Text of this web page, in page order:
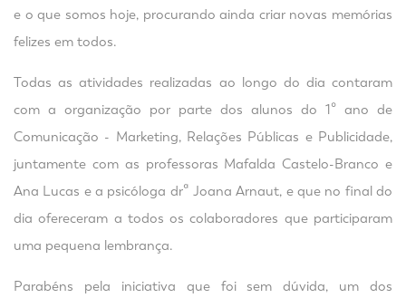
e o que somos hoje, procurando ainda criar novas memórias
felizes em todos.
Todas as atividades realizadas ao longo do dia contaram
com a organização por parte dos alunos do 1º ano de
Comunicação - Marketing, Relações Públicas e Publicidade,
juntamente com as professoras Mafalda Castelo-Branco e
Ana Lucas e a psicóloga drª Joana Arnaut, e que no final do
dia ofereceram a todos os colaboradores que participaram
uma pequena lembrança.
Parabéns pela iniciativa que foi sem dúvida, um dos